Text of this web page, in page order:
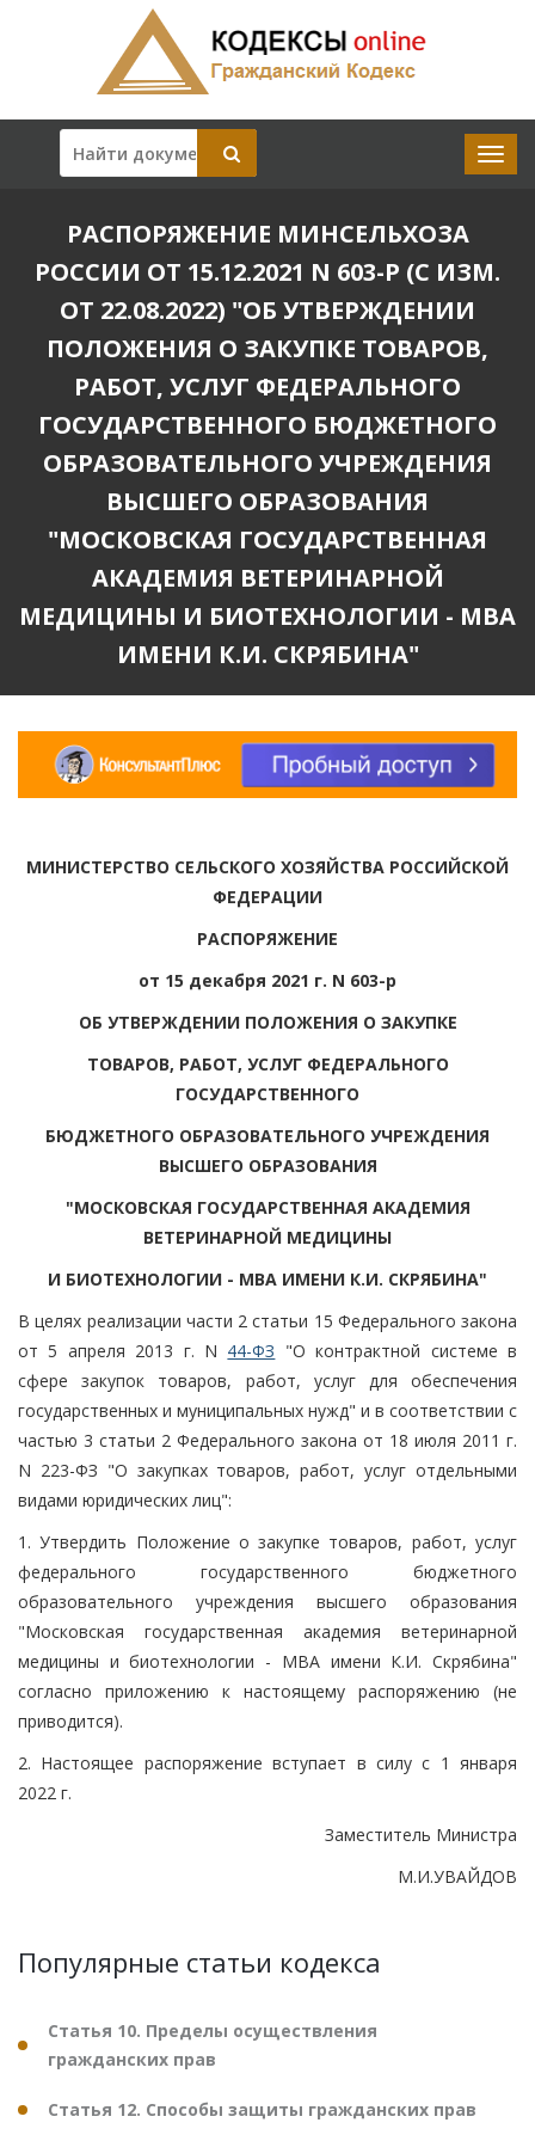
РАСПОРЯЖЕНИЕ МИНСЕЛЬХОЗА
РОССИИ ОТ 15.12.2021 N 603-Р (С ИЗМ.
ОТ 22.08.2022) "ОБ УТВЕРЖДЕНИИ
ПОЛОЖЕНИЯ О ЗАКУПКЕ ТОВАРОВ,
РАБОТ, УСЛУГ ФЕДЕРАЛЬНОГО
ГОСУДАРСТВЕННОГО БЮДЖЕТНОГО
ОБРАЗОВАТЕЛЬНОГО УЧРЕЖДЕНИЯ
ВЫСШЕГО ОБРАЗОВАНИЯ
"МОСКОВСКАЯ ГОСУДАРСТВЕННАЯ
АКАДЕМИЯ ВЕТЕРИНАРНОЙ
МЕДИЦИНЫ И БИОТЕХНОЛОГИИ - МВА
ИМЕНИ К.И. СКРЯБИНА"
МИНИСТЕРСТВО СЕЛЬСКОГО ХОЗЯЙСТВА РОССИЙСКОЙ
ФЕДЕРАЦИИ
РАСПОРЯЖЕНИЕ
от 15 декабря 2021 г. N 603-р
ОБ УТВЕРЖДЕНИИ ПОЛОЖЕНИЯ О ЗАКУПКЕ
ТОВАРОВ, РАБОТ, УСЛУГ ФЕДЕРАЛЬНОГО
ГОСУДАРСТВЕННОГО
БЮДЖЕТНОГО ОБРАЗОВАТЕЛЬНОГО УЧРЕЖДЕНИЯ
ВЫСШЕГО ОБРАЗОВАНИЯ
"МОСКОВСКАЯ ГОСУДАРСТВЕННАЯ АКАДЕМИЯ
ВЕТЕРИНАРНОЙ МЕДИЦИНЫ
И БИОТЕХНОЛОГИИ - МВА ИМЕНИ К.И. СКРЯБИНА"
В целях реализации части 2 статьи 15 Федерального закона
от 5 апреля 2013 г. N 44-ФЗ "О контрактной системе в
сфере закупок товаров, работ, услуг для обеспечения
государственных и муниципальных нужд" и в соответствии с
частью 3 статьи 2 Федерального закона от 18 июля 2011 г.
N 223-ФЗ "О закупках товаров, работ, услуг отдельными
видами юридических лиц":
1. Утвердить Положение о закупке товаров, работ, услуг
федерального государственного бюджетного
образовательного учреждения высшего образования
"Московская государственная академия ветеринарной
медицины и биотехнологии - МВА имени К.И. Скрябина"
согласно приложению к настоящему распоряжению (не
приводится).
2. Настоящее распоряжение вступает в силу с 1 января
2022 г.
Заместитель Министра
М.И.УВАЙДОВ
Популярные статьи кодекса
Статья 10. Пределы осуществления
гражданских прав
Статья 12. Способы защиты гражданских прав